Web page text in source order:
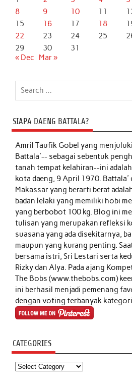
8
9 10 11
15
16 17 18
22
23 24 25
29
30
31
« Dec
Mar »
SIAPA DAENG BATTALA?
Amril Taufik Gobelyang
Battala'-- sebagai sebentuk
tanah tempat kelahiran--ini
kota daeng, 9 April 1970. Battala'
Makassar yang berarti berat
badan lelaki yang memiliki hobi
yang berbobot 100 kg. Blog ini
tulisan yang merupakan refleksi
suasana yang ada disekitarnya,
maupun yang kurang penting.
bersama istri, Sri Lestari serta
Rizky dan Alya. Pada ajang
The Bobs (www.thebobs.com)
ini berhasil menjadi pemenang
dengan voting terbanyak
CATEGORIES
Categories